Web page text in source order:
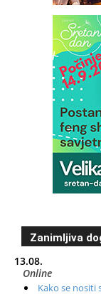
Zanimljiva
13.08.
Online
Kako se nositi